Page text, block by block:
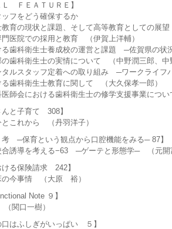
ＦＥＡＴＵＲＥ】
をどう確保するか
現状と課題、そして高等教育としての展
院での採用と教育 （伊賀上洋輔）
科衛生士養成校の運営と課題 ─佐賀県の状
衛生士の実情について （中野潤三郎、中
タッフ定着への取り組み ─ワークライフ
衛生士教育に関して （大久保孝一郎）
における歯科衛生士の修学支援事業につい
と子育て 308】
れから （丹羽洋子）
─保育という観点から口腔機能をみる─ 87】
導を考える−63 ─ゲーテと形態学─ （元開
る保険請求 242】
今事情 （大原 裕）
Note ９】
口一樹）
はふしぎがいっぱい ５】